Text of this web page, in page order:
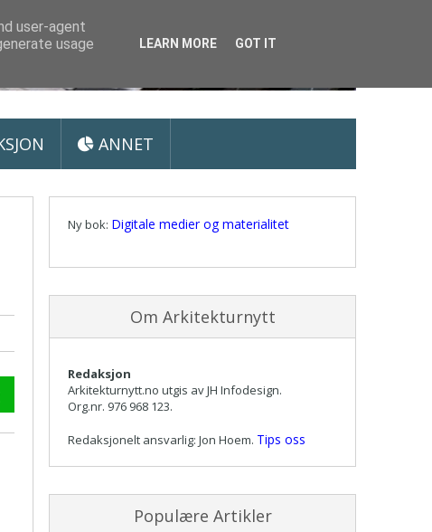
ANNET
Ny bok: Digitale medier og materialitet
Om Arkitekturnytt
Redaksjon
Arkitekturnytt.no utgis av JH Infodesign.
Org.nr. 976 968 123.
Redaksjonelt ansvarlig: Jon Hoem. Tips oss
Populære Artikler
user-agent
usage
LEARN MORE GOT IT